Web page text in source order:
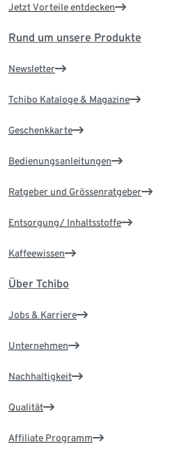
Jetzt Vorteile entdecken
Rund um unsere Produkte
Newsletter
Tchibo Kataloge & Magazine
Geschenkkarte
Bedienungsanleitungen
Ratgeber und Grössenratgeber
Entsorgung/ Inhaltsstoffe
Kaffeewissen
Über Tchibo
Jobs & Karriere
Unternehmen
Nachhaltigkeit
Qualität
Affiliate Programm